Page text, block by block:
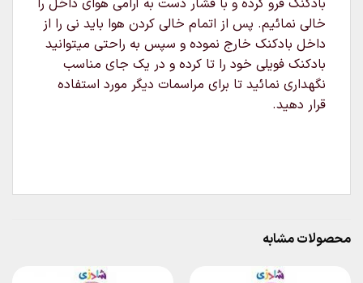
بادکنک فرو کرده و با فشار دست به آرامی هوای داخل را
خالی نمائیم. پس از اتمام خالی کردن هوا باید نی را از
داخل بادکنک خارج نموده و سپس به راحتی میتوانید
بادکنک فویلی خود را تا کرده و در یک جای مناسب
نگهداری نمائید تا برای مراسمات دیگر مورد استفاده
قرار دهید.
محصولات مشابه